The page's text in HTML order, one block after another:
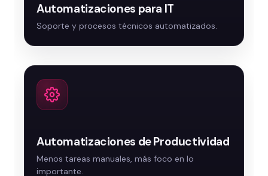
Automatizaciones para IT
Automatizaciones de Productividad